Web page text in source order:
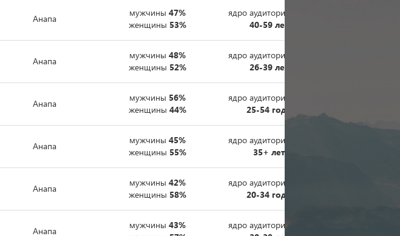
Анапа
мужчины 47%
женщины 53%
ядро аудитории
40-59 лет
Анапа
мужчины 48%
женщины 52%
ядро аудитории
26-39 лет
Анапа
мужчины 56%
женщины 44%
ядро аудитории
25-54 года
Анапа
мужчины 45%
женщины 55%
ядро аудитории
35+ лет
Анапа
мужчины 42%
женщины 58%
ядро аудитории
20-34 года
Анапа
мужчины 43%
ядро аудитории